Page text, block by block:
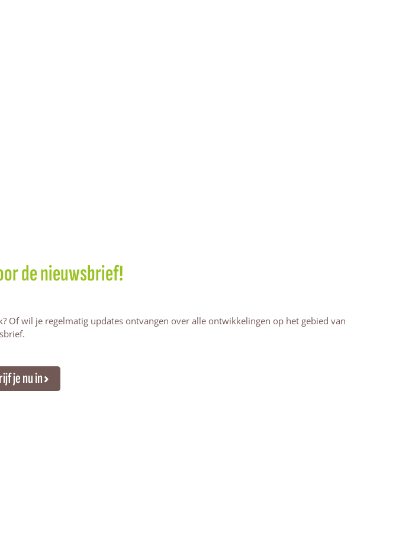
de nieuwsbrief!
wil je regelmatig updates ontvangen over alle ontwikkelingen op het gebied van
je nu in